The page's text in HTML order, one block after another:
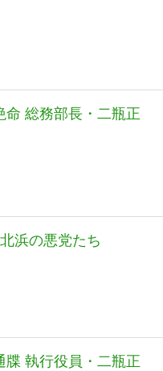
命 総務部長・二瓶正
浜の悪党たち
牒 執行役員・二瓶正